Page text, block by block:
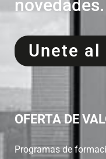
novedades.
Unete al
OFERTA DE
Programas de